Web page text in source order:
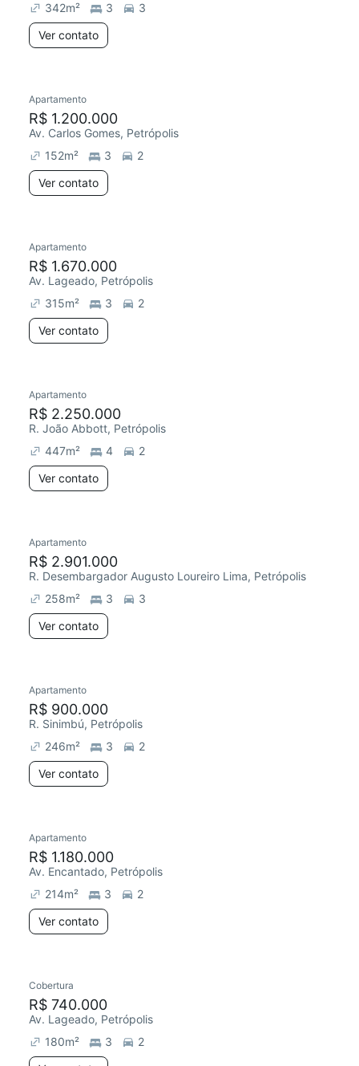
342m² 3
3
Ver contato
Redecorar
Apartamento
R$ 1.200.000
Av. Carlos Gomes, Petrópolis
152m² 3
2
Ver contato
Apartamento
R$ 1.670.000
Av. Lageado, Petrópolis
315m² 3
2
Ver contato
Redecorar
Apartamento
R$ 2.250.000
R. João Abbott, Petrópolis
447m² 4
2
Ver contato
Apartamento
R$ 2.901.000
R. Desembargador Augusto Loureiro Lima, Petrópolis
258m² 3
3
Ver contato
Apartamento
R$ 900.000
R. Sinimbú, Petrópolis
246m² 3
2
Ver contato
Apartamento
R$ 1.180.000
Av. Encantado, Petrópolis
214m² 3
2
Ver contato
Cobertura
R$ 740.000
Av. Lageado, Petrópolis
180m² 3
2